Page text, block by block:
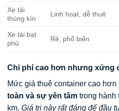
Xe tải
thùng kín
Linh hoạt, dễ thuê
Xe tải bạt
phủ
Rẻ, phổ biến
Chi phí cao hơn nhưng xứng
Mức giá thuê container cao
toàn và sự yên tâm trong hành
km. Giá trị này rất đáng để đầu